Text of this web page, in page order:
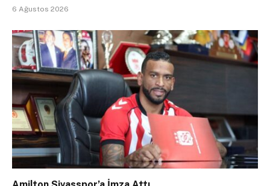
6 Ağustos 2026